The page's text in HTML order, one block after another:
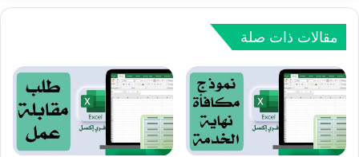
مقالات ذات صلة